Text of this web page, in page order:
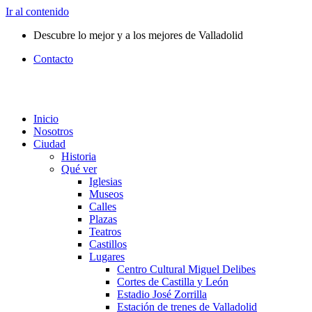
Ir al contenido
Descubre lo mejor y a los mejores de Valladolid
Contacto
Inicio
Nosotros
Ciudad
Historia
Qué ver
Iglesias
Museos
Calles
Plazas
Teatros
Castillos
Lugares
Centro Cultural Miguel Delibes
Cortes de Castilla y León
Estadio José Zorrilla
Estación de trenes de Valladolid